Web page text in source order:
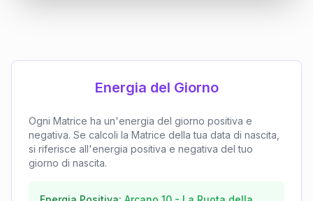
Energia del Giorno
Ogni Matrice ha un'energia del giorno positiva e
negativa. Se calcoli la Matrice della tua data di nascita,
si riferisce all'energia positiva e negativa del tuo
giorno di nascita.